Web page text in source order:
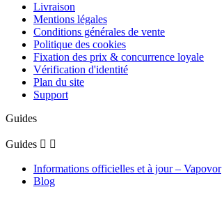
Livraison
Mentions légales
Conditions générales de vente
Politique des cookies
Fixation des prix & concurrence loyale
Vérification d'identité
Plan du site
Support
Guides
Guides  
Informations officielles et à jour – Vapovor
Blog